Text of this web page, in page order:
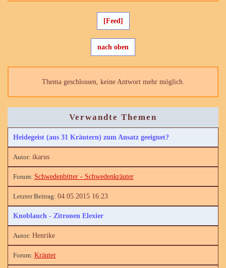
[Feed]
nach oben
Thema geschlossen, keine Antwort mehr möglich.
Verwandte Themen
Heidegeist (aus 31 Kräutern) zum Ansatz geeignet?
ikarus
Schwedenbitter - Schwedenkräuter
04.05.2015 16:23
Knoblauch - Zitronen Elexier
Henrike
Kräuter